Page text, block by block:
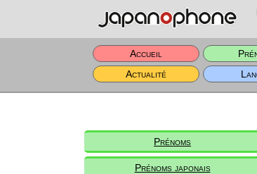
Accueil
Actualité
Prénoms
Prénoms japonais